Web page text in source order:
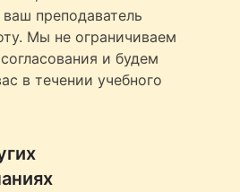
преподаватель
Мы не ограничиваем
и будем
в течении учебного